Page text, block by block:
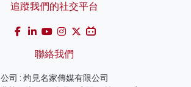
追蹤我們的社交平台
聯絡我們
公司 : 灼見名家傳媒有限公司